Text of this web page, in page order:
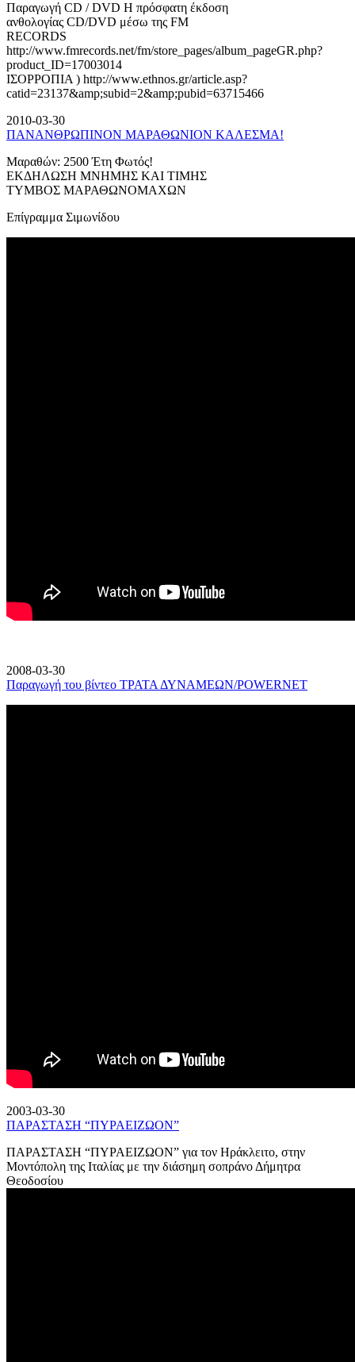
Παραγωγή CD / DVD Η πρόσφατη έκδοση
ανθολογίας CD/DVD μέσω της FM
RECORDS
http://www.fmrecords.net/fm/store_pages/album_pageGR.php?
product_ID=17003014
ΙΣΟΡΡΟΠΙΑ ) http://www.ethnos.gr/article.asp?
catid=23137&amp;subid=2&amp;pubid=63715466
2010-03-30
ΠΑΝΑΝΘΡΩΠΙΝΟΝ ΜΑΡΑΘΩΝΙΟΝ ΚΑΛΕΣΜΑ!
Μαραθών: 2500 Έτη Φωτός!
ΕΚΔΗΛΩΣΗ ΜΝΗΜΗΣ ΚΑΙ ΤΙΜΗΣ
ΤΥΜΒΟΣ ΜΑΡΑΘΩΝΟΜΑΧΩΝ
Επίγραμμα Σιμωνίδου
2008-03-30
Παραγωγή του βίντεο ΤΡΑΤΑ ΔΥΝΑΜΕΩΝ/POWERNET
2003-03-30
ΠΑΡΑΣΤΑΣΗ “ΠΥΡΑΕΙΖΩΟΝ”
ΠΑΡΑΣΤΑΣΗ “ΠΥΡΑΕΙΖΩΟΝ” για τον Ηράκλειτο, στην
Μοντόπολη της Ιταλίας με την διάσημη σοπράνο Δήμητρα
Θεοδοσίου